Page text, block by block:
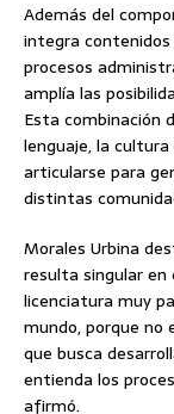
Además del
integra
procesos
amplía las
Esta combinación
lenguaje, la
articularse para
distintas
Morales Urbina
resulta singular en
licenciatura muy
mundo, porque no
que busca
entienda los
afirmó.